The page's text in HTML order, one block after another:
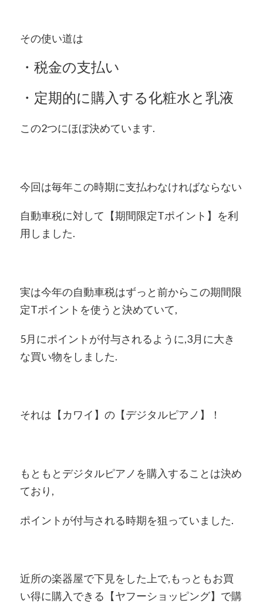
その使い道は
・税金の支払い
・定期的に購入する化粧水と乳液
この2つにほぼ決めています.
今回は毎年この時期に支払わなければならない
自動車税に対して【期間限定Tポイント】を利
用しました.
実は今年の自動車税はずっと前からこの期間限
定Tポイントを使うと決めていて,
5月にポイントが付与されるように,3月に大き
な買い物をしました.
それは【カワイ】の【デジタルピアノ】！
もともとデジタルピアノを購入することは決め
ており,
ポイントが付与される時期を狙っていました.
近所の楽器屋で下見をした上で,もっともお買
い得に購入できる【ヤフーショッピング】で購